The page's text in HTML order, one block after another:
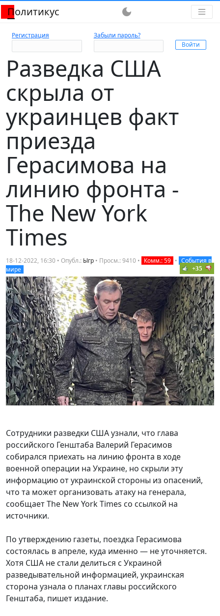
Политикус dark_mode
Регистрация Забыли пароль?
Разведка США
скрыла от
украинцев факт
приезда
Герасимова на
линию фронта -
The New York
Times
18-12-2022, 16:30 • Опубл.: Ыгр • Просм.: 9410 • Комм.: 59 • События в
мире
+35
Сотрудники разведки США узнали, что глава
российского Генштаба Валерий Герасимов
собирался приехать на линию фронта в ходе
военной операции на Украине, но скрыли эту
информацию от украинской стороны из опасений,
что та может организовать атаку на генерала,
сообщает The New York Times со ссылкой на
источники.
По утверждению газеты, поездка Герасимова
состоялась в апреле, куда именно — не уточняется.
Хотя США не стали делиться с Украиной
разведывательной информацией, украинская
сторона узнала о планах главы российского
Генштаба, пишет издание.